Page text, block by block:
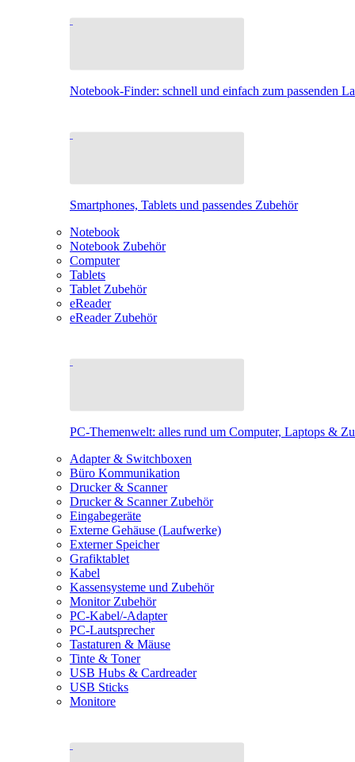
Notebook-Finder: schnell und einfach zum passenden
Smartphones, Tablets und passendes Zubehör
Notebook
Notebook Zubehör
Computer
Tablets
Tablet Zubehör
eReader
eReader Zubehör
PC-Themenwelt: alles rund um Computer, Laptops &
Adapter & Switchboxen
Büro Kommunikation
Drucker & Scanner
Drucker & Scanner Zubehör
Eingabegeräte
Externe Gehäuse (Laufwerke)
Externer Speicher
Grafiktablet
Kabel
Kassensysteme und Zubehör
Monitor Zubehör
PC-Kabel/-Adapter
PC-Lautsprecher
Tastaturen & Mäuse
Tinte & Toner
USB Hubs & Cardreader
USB Sticks
Monitore